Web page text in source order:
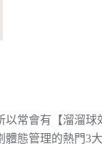
常會有【溜溜
態管理的熱門3